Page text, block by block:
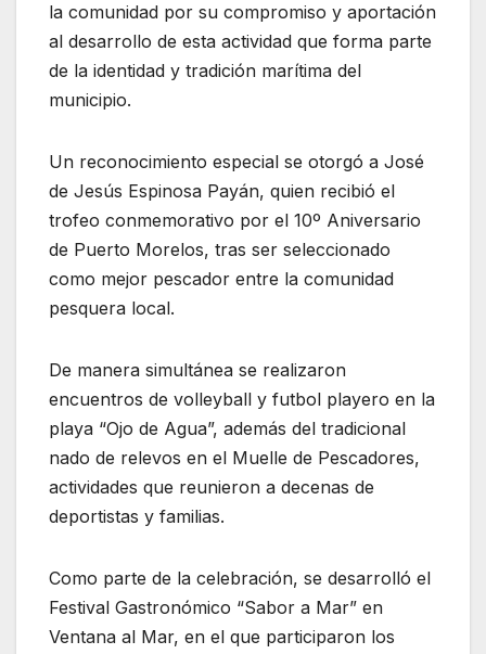
la comunidad por su compromiso y aportación
al desarrollo de esta actividad que forma parte
de la identidad y tradición marítima del
municipio.
Un reconocimiento especial se otorgó a José
de Jesús Espinosa Payán, quien recibió el
trofeo conmemorativo por el 10º Aniversario
de Puerto Morelos, tras ser seleccionado
como mejor pescador entre la comunidad
pesquera local.
De manera simultánea se realizaron
encuentros de volleyball y futbol playero en la
playa “Ojo de Agua”, además del tradicional
nado de relevos en el Muelle de Pescadores,
actividades que reunieron a decenas de
deportistas y familias.
Como parte de la celebración, se desarrolló el
Festival Gastronómico “Sabor a Mar” en
Ventana al Mar, en el que participaron los